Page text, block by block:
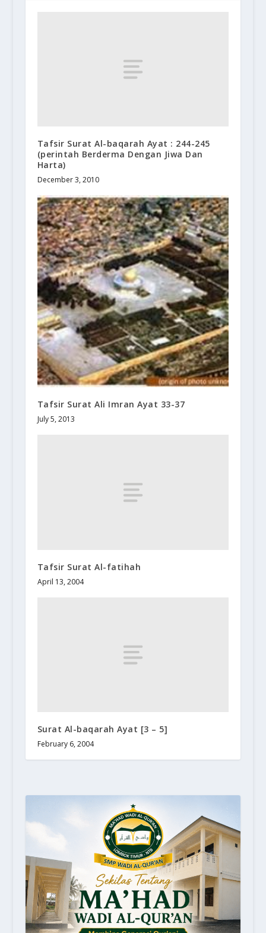
Tafsir Surat Al-baqarah Ayat : 244-245
(perintah Berderma Dengan Jiwa Dan
Harta)
December 3, 2010
Tafsir Surat Ali Imran Ayat 33-37
July 5, 2013
Tafsir Surat Al-fatihah
April 13, 2004
Surat Al-baqarah Ayat [3 – 5]
February 6, 2004